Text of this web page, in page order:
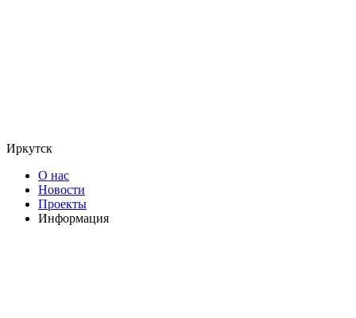
Иркутск
О нас
Новости
Проекты
Информация